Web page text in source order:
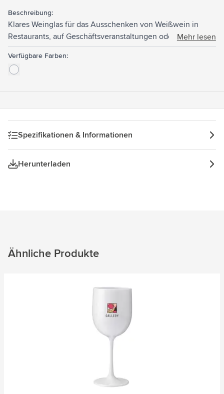
Beschreibung:
Klares Weinglas für das Ausschenken von Weißwein in
Restaurants, auf Geschäftsveranstaltungen oder im
privaten Rahmen. Fassungsvermögen 320 ml. Hergestellt
in Europa.
Mehr lesen
Verfügbare Farben:
Spezifikationen & Informationen
Herunterladen
Ähnliche Produkte